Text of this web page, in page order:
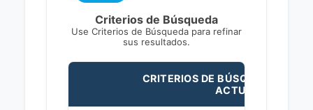
Criterios de Búsqueda
Use Criterios de Búsqueda para refinar
sus resultados.
CRITERIOS DE BÚSQUEDA
ACTUALES: